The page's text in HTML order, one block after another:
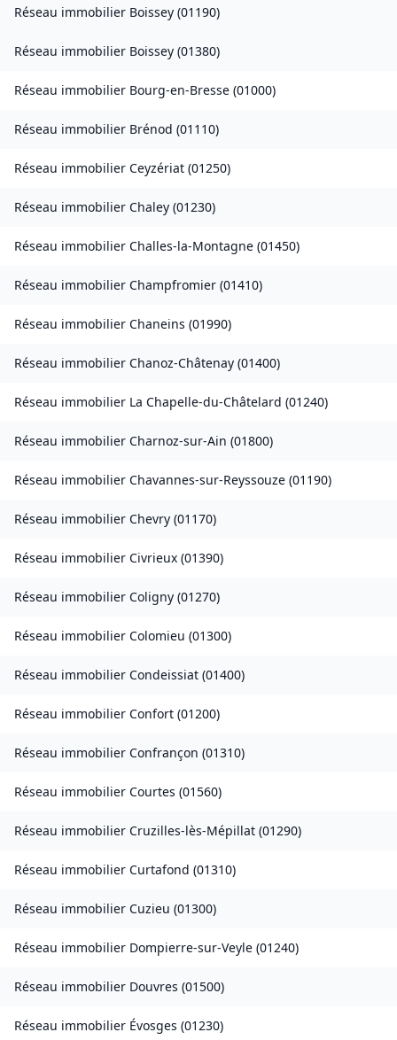
Réseau immobilier Boissey (01190)
Réseau immobilier Boissey (01380)
Réseau immobilier Bourg-en-Bresse (01000)
Réseau immobilier Brénod (01110)
Réseau immobilier Ceyzériat (01250)
Réseau immobilier Chaley (01230)
Réseau immobilier Challes-la-Montagne (01450)
Réseau immobilier Champfromier (01410)
Réseau immobilier Chaneins (01990)
Réseau immobilier Chanoz-Châtenay (01400)
Réseau immobilier La Chapelle-du-Châtelard (01240)
Réseau immobilier Charnoz-sur-Ain (01800)
Réseau immobilier Chavannes-sur-Reyssouze (01190)
Réseau immobilier Chevry (01170)
Réseau immobilier Civrieux (01390)
Réseau immobilier Coligny (01270)
Réseau immobilier Colomieu (01300)
Réseau immobilier Condeissiat (01400)
Réseau immobilier Confort (01200)
Réseau immobilier Confrançon (01310)
Réseau immobilier Courtes (01560)
Réseau immobilier Cruzilles-lès-Mépillat (01290)
Réseau immobilier Curtafond (01310)
Réseau immobilier Cuzieu (01300)
Réseau immobilier Dompierre-sur-Veyle (01240)
Réseau immobilier Douvres (01500)
Réseau immobilier Évosges (01230)